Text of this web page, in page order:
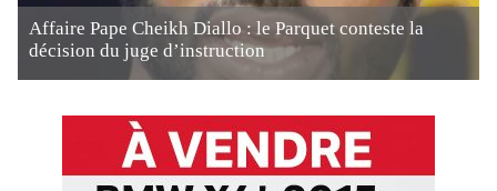
Affaire Pape Cheikh Diallo : le Parquet conteste la
décision du juge d’instruction